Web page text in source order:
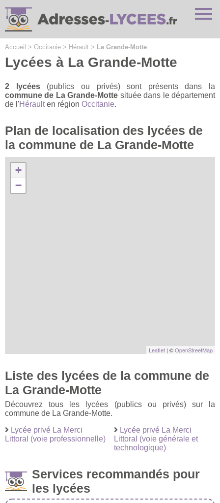
Accueil > Occitanie > Hérault > La Grande-Motte
Lycées à La Grande-Motte
2 lycées(publics ou privés) sont présents dans la
commune de La Grande-Motte située dans le département
de l'Héraulten région Occitanie.
Plan de localisation des lycées de
la commune de La Grande-Motte
+
−
Leaflet | ©OpenStreetMap
Liste des lycées de la commune de
La Grande-Motte
Découvrez tous les lycées (publics ou privés) sur la
commune de La Grande-Motte.
Lycée privé La Merci
Littoral (voie professionnelle)
Lycée privé La Merci
Littoral (voie générale et
technologique)
Services recommandés pour
les lycées